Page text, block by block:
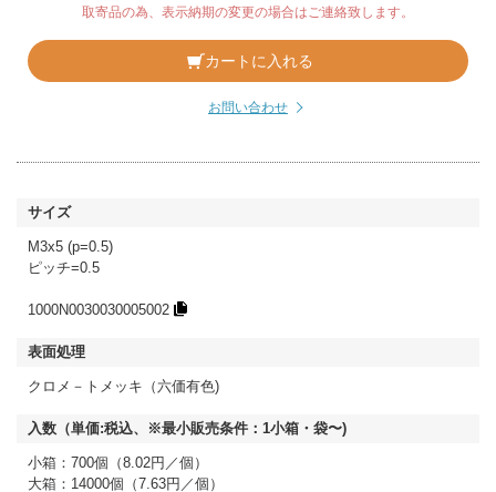
取寄品の為、表示納期の変更の場合はご連絡致します。
カートに入れる
お問い合わせ
M3x5 (p=0.5)
ピッチ=0.5
1000N0030030005002
クロメ－トメッキ（六価有色)
小箱：700個（8.02円／個）
大箱：14000個（7.63円／個）